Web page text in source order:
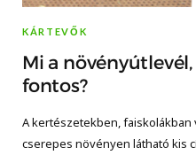
KÁRTEVŐK
Mi a
fontos?
A kertészetekben, faiskolákban
cserepes növényen látható kis